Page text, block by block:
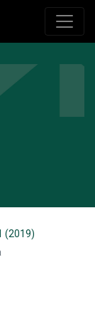
(2019)